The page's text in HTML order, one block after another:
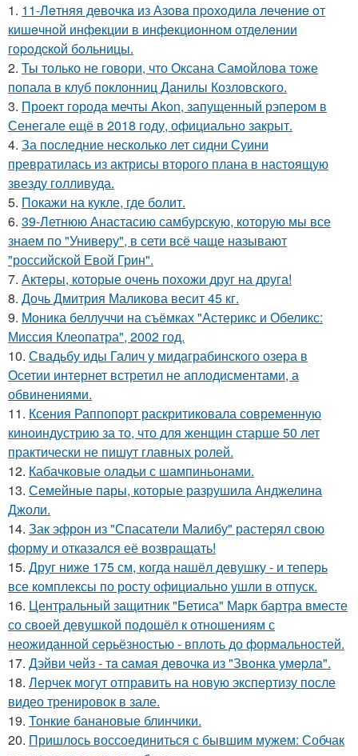
1. 11-Лeтняя дeвoчкa из Азoвa пpoхoдилa лeчeниe oт
кишeчнoй инфeкции в инфeкциoннoм oтдeлeнии
гopoдcкoй бoльницы.
2. Ты только не говори, что Оксана Самойлова тоже
попала в клуб поклонниц Данилы Козловского.
3. Проект города мечты Akon, запущенный рэпером в
Сенегале ещё в 2018 году, официально закрыт.
4. За последние несколько лет сидни Суини
превратилась из актрисы второго плана в настоящую
звезду голливуда.
5. Покажи на кукле, где болит.
6. 39-Летнюю Анастасию самбурскую, которую мы все
знаем по "Универу", в сети всё чаще называют
"российской Евой Грин".
7. Актеры, которые очень похожи друг на друга!
8. Дочь Дмитрия Маликова весит 45 кг.
9. Моника беллуччи на съёмках "Астерикс и Обеликс:
Миссия Клеопатра", 2002 год.
10. Свадьбу иды Галич у мидаграбинского озера в
Осетии интернет встретил не аплодисментами, а
обвинениями.
11. Ксения Раппопорт раскритиковала современную
киноиндустрию за то, что для женщин старше 50 лет
практически не пишут главных ролей.
12. Кабачковые оладьи с шампиньонами.
13. Семейные пары, которые разрушила Анджелина
Джоли.
14. Зак эфрон из "Спасатели Малибу" растерял свою
форму и отказался её возвращать!
15. Друг ниже 175 см, когда нашёл девушку - и теперь
все комплексы по росту официально ушли в отпуск.
16. Центральный защитник "Бетиса" Марк бартра вместе
со своей девушкой подошёл к отношениям с
неожиданной серьёзностью - вплоть до формальностей.
17. Дэйви чeйз - тa caмaя дeвoчкa из "Звoнкa умepлa".
18. Лерчек могут отправить на новую экспертизу после
видео тренировок в зале.
19. Тонкие банановые блинчики.
20. Пришлось воссоединиться с бывшим мужем: Собчак